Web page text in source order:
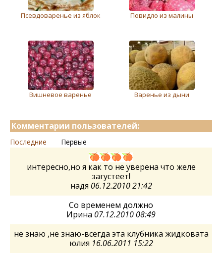
Псевдоваренье из яблок Повидло из малины
Вишневое варенье Варенье из дыни
Комментарии пользователей:
Последние Первые
интересно,но я как то не уверена что желе
загустеет!
надя 06.12.2010 21:42
Со временем должно
Ирина 07.12.2010 08:49
не знаю ,не знаю-всегда эта клубника жидковата
юлия 16.06.2011 15:22